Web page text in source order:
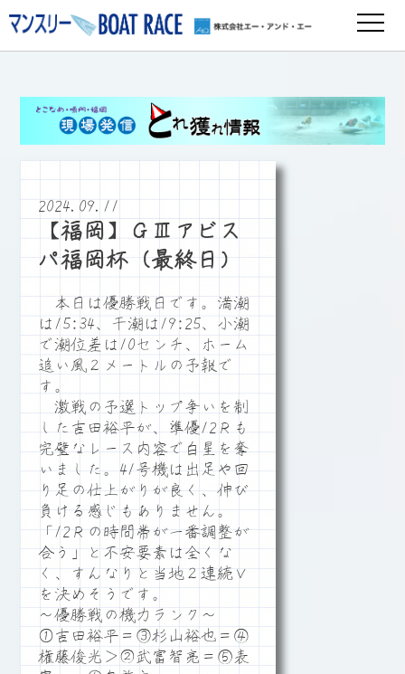
2024.09.11
【福岡】ＧⅢアビス
パ福岡杯（最終日）
本日は優勝戦日です。満潮
は15:34、干潮は19:25、小潮
で潮位差は10センチ、ホーム
追い風２メートルの予報で
す。
激戦の予選トップ争いを制
した吉田裕平が、準優12Ｒも
完璧なレース内容で白星を奪
いました。41号機は出足や回
り足の仕上がりが良く、伸び
負ける感じもありません。
「12Ｒの時間帯が一番調整が
合う」と不安要素は全くな
く、すんなりと当地２連続Ｖ
を決めそうです。
～優勝戦の機力ランク～
①吉田裕平＝③杉山裕也＝④
権藤俊光＞②武富智亮＝⑤表